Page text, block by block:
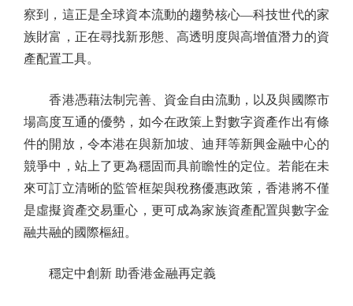
察到，這正是全球資本流動的趨勢核心—科技世代的家
族財富，正在尋找新形態、高透明度與高增值潛力的資
產配置工具。
香港憑藉法制完善、資金自由流動，以及與國際市
場高度互通的優勢，如今在政策上對數字資產作出有條
件的開放，令本港在與新加坡、迪拜等新興金融中心的
競爭中，站上了更為穩固而具前瞻性的定位。若能在未
來可訂立清晰的監管框架與稅務優惠政策，香港將不僅
是虛擬資產交易重心，更可成為家族資產配置與數字金
融共融的國際樞紐。
穩定中創新 助香港金融再定義